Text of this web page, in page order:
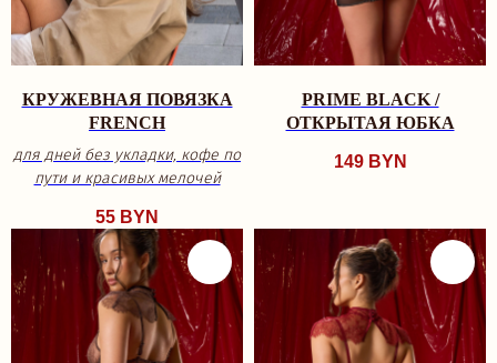
КРУЖЕВНАЯ ПОВЯЗКА
FRENCH
для дней без укладки, кофе по
пути и красивых мелочей
55 BYN
PRIME BLACK /
ОТКРЫТАЯ ЮБКА
149 BYN